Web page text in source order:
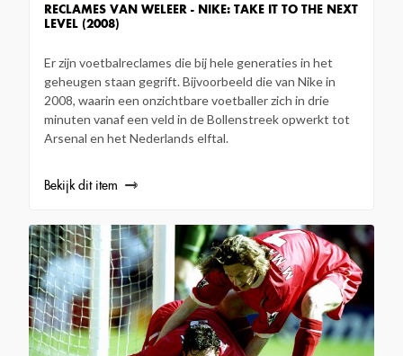
RECLAMES VAN WELEER - NIKE: TAKE IT TO THE NEXT
LEVEL (2008)
Er zijn voetbalreclames die bij hele generaties in het
geheugen staan gegrift. Bijvoorbeeld die van Nike in
2008, waarin een onzichtbare voetballer zich in drie
minuten vanaf een veld in de Bollenstreek opwerkt tot
Arsenal en het Nederlands elftal.
Bekijk dit item